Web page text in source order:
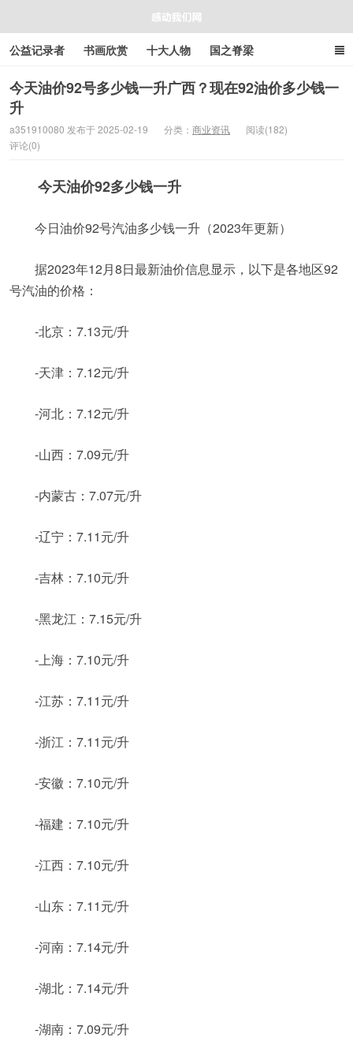
感动我们网
公益记录者 书画欣赏 十大人物 国之脊梁
好人好事 感人资讯 商业资讯 在线工具箱
今天油价92号多少钱一升广西？现在92油价多少钱一
升
a351910080 发布于 2025-02-19 分类： 商业资讯
阅读(182)
评论(0)
今天油价92多少钱一升
今日油价92号汽油多少钱一升（2023年更新）
据2023年12月8日最新油价信息显示，以下是各地区92
号汽油的价格：
-北京：7.13元/升
-天津：7.12元/升
-河北：7.12元/升
-山西：7.09元/升
-内蒙古：7.07元/升
-辽宁：7.11元/升
-吉林：7.10元/升
-黑龙江：7.15元/升
-上海：7.10元/升
-江苏：7.11元/升
-浙江：7.11元/升
-安徽：7.10元/升
-福建：7.10元/升
-江西：7.10元/升
-山东：7.11元/升
-河南：7.14元/升
-湖北：7.14元/升
-湖南：7.09元/升